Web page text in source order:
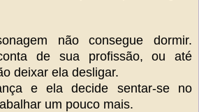
não consegue dormir.
de sua profissão, ou até
deixar ela desligar.
e ela decide sentar-se no
um pouco mais.